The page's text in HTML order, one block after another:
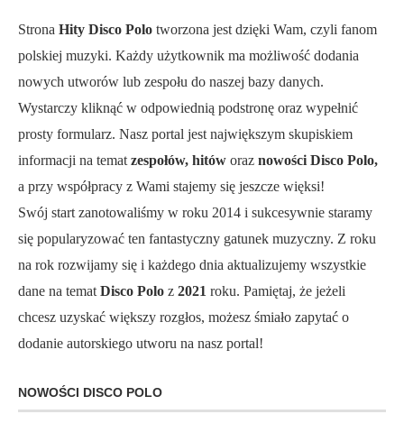
Strona Hity Disco Polo tworzona jest dzięki Wam, czyli fanom
polskiej muzyki. Każdy użytkownik ma możliwość dodania
nowych utworów lub zespołu do naszej bazy danych.
Wystarczy kliknąć w odpowiednią podstronę oraz wypełnić
prosty formularz. Nasz portal jest największym skupiskiem
informacji na temat zespołów, hitów oraz nowości Disco Polo,
a przy współpracy z Wami stajemy się jeszcze więksi!
Swój start zanotowaliśmy w roku 2014 i sukcesywnie staramy
się popularyzować ten fantastyczny gatunek muzyczny. Z roku
na rok rozwijamy się i każdego dnia aktualizujemy wszystkie
dane na temat Disco Polo z 2021 roku. Pamiętaj, że jeżeli
chcesz uzyskać większy rozgłos, możesz śmiało zapytać o
dodanie autorskiego utworu na nasz portal!
NOWOŚCI DISCO POLO